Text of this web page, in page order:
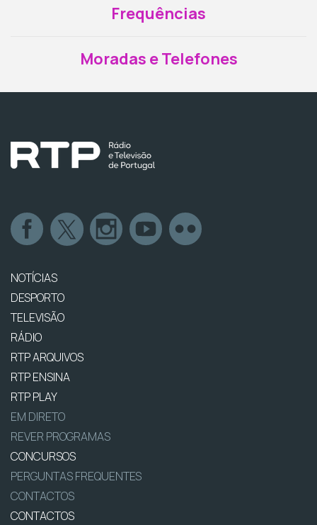
Frequências
Moradas e Telefones
NOTÍCIAS
DESPORTO
TELEVISÃO
RÁDIO
RTP ARQUIVOS
RTP ENSINA
RTP PLAY
EM DIRETO
REVER PROGRAMAS
CONCURSOS
PERGUNTAS FREQUENTES
CONTACTOS
CONTACTOS